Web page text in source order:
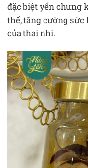
đặc biệt yến chưng
thể, tăng cường sức
của thai nhi.